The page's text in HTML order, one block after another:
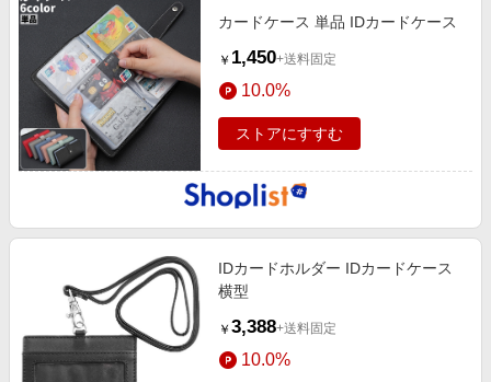
カードケース 単品 IDカードケース
￥ 1,450+送料固定
10.0%
ストアにすすむ
IDカードホルダー IDカードケース
横型
￥ 3,388+送料固定
10.0%